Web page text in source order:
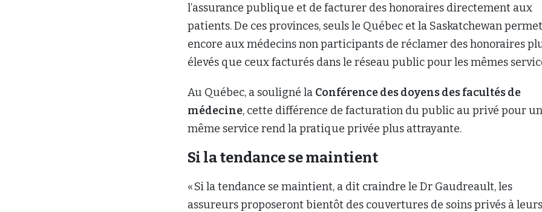
l’assurance publique et de facturer des honoraires directement aux
patients. De ces provinces, seuls le Québec et la Saskatchewan
encore aux médecins non participants de réclamer des honoraires
élevés que ceux facturés dans le réseau public pour les mêmes
Au Québec, a souligné la Conférence des doyens des facultés de
médecine, cette différence de facturation du public au privé pour un
même service rend la pratique privée plus attrayante.
Si la tendance se maintient
« Si la tendance se maintient, a dit craindre le Dr Gaudreault, les
assureurs proposeront bientôt des couvertures de soins privés à leurs